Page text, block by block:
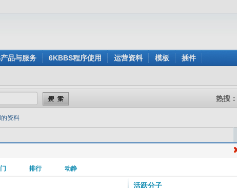
品与服务 6KBBS程序使用 运营资料 模板 插件
热搜：
资料